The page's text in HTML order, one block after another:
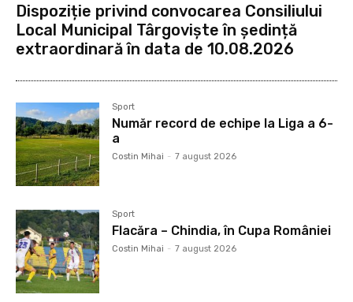
Dispoziție privind convocarea Consiliului
Local Municipal Târgoviște în ședință
extraordinară în data de 10.08.2026
Sport
Număr record de echipe la Liga a 6-
a
Costin Mihai - 7 august 2026
Sport
Flacăra – Chindia, în Cupa României
Costin Mihai - 7 august 2026